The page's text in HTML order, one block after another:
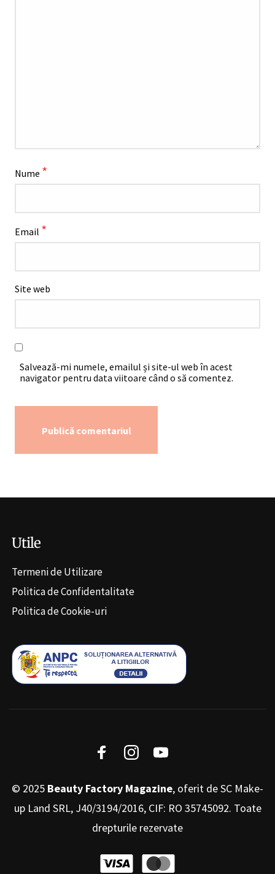
Nume *
Email *
Site web
Salvează-mi numele, emailul și site-ul web în acest
navigator pentru data viitoare când o să comentez.
Utile
Termeni de Utilizare
Politica de Confidentalitate
Politica de Cookie-uri
© 2025 Beauty Factory Magazine, oferit de SC Make-
up Land SRL, J40/3194/2016, CIF: RO 35745092. Toate
drepturile rezervate